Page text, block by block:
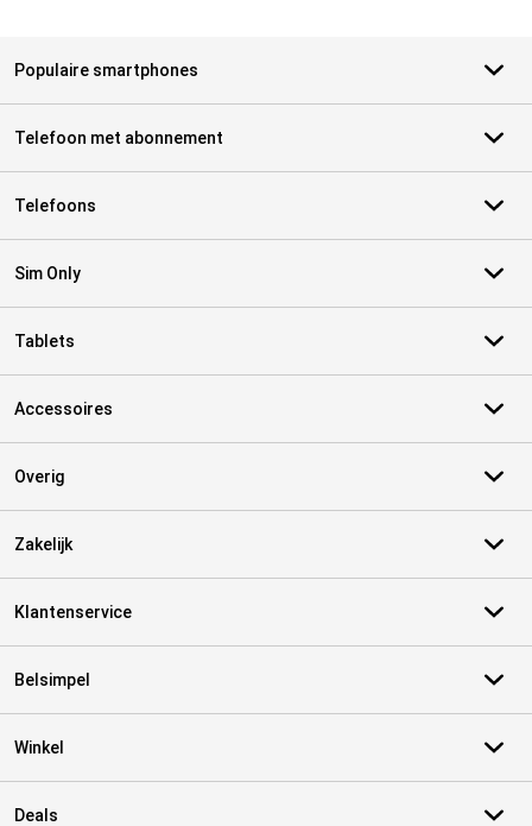
Populaire smartphones
Telefoon met abonnement
Telefoons
Sim Only
Tablets
Accessoires
Overig
Zakelijk
Klantenservice
Belsimpel
Winkel
Deals